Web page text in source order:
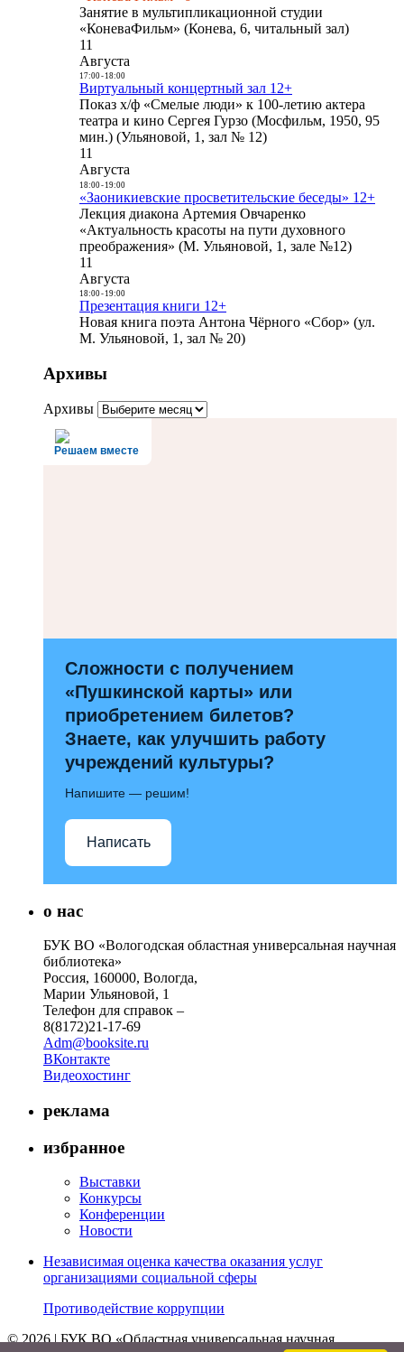
Занятие в мультипликационной студии
«КоневаФильм» (Конева, 6, читальный зал)
11
Августа
17:00- 18:00
Виртуальный концертный зал 12+
Показ х/ф «Смелые люди» к 100-летию актера
театра и кино Сергея Гурзо (Мосфильм, 1950, 95
мин.) (Ульяновой, 1, зал № 12)
11
Августа
18:00- 19:00
«Заоникиевские просветительские беседы» 12+
Лекция диакона Артемия Овчаренко
«Актуальность красоты на пути духовного
преображения» (М. Ульяновой, 1, зале №12)
11
Августа
18:00- 19:00
Презентация книги 12+
Новая книга поэта Антона Чёрного «Сбор» (ул.
М. Ульяновой, 1, зал № 20)
Архивы
Архивы
Решаем вместе
Сложности с получением
«Пушкинской карты» или
приобретением билетов?
Знаете, как улучшить работу
учреждений культуры?
Напишите — решим!
Написать
о нас
БУК ВО «Вологодская областная универсальная научная
библиотека»
Россия, 160000, Вологда,
Марии Ульяновой, 1
Телефон для справок –
8(8172)21-17-69
Adm@booksite.ru
ВКонтакте
Видеохостинг
реклама
избранное
Выставки
Конкурсы
Конференции
Новости
Независимая оценка качества оказания услуг
организациями социальной сферы
Противодействие коррупции
© 2026 | БУК ВО «Областная универсальная научная